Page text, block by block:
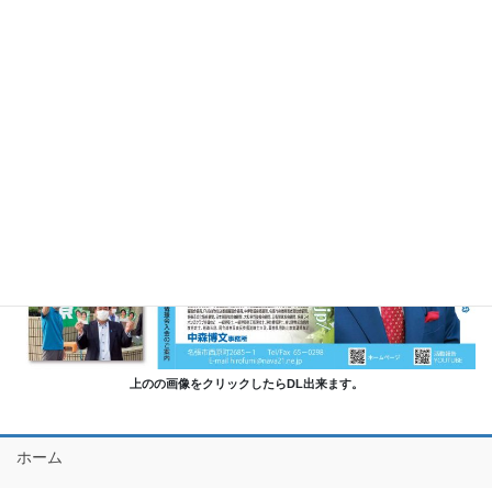
上のの画像をクリックしたらDL出来ます。
ホーム